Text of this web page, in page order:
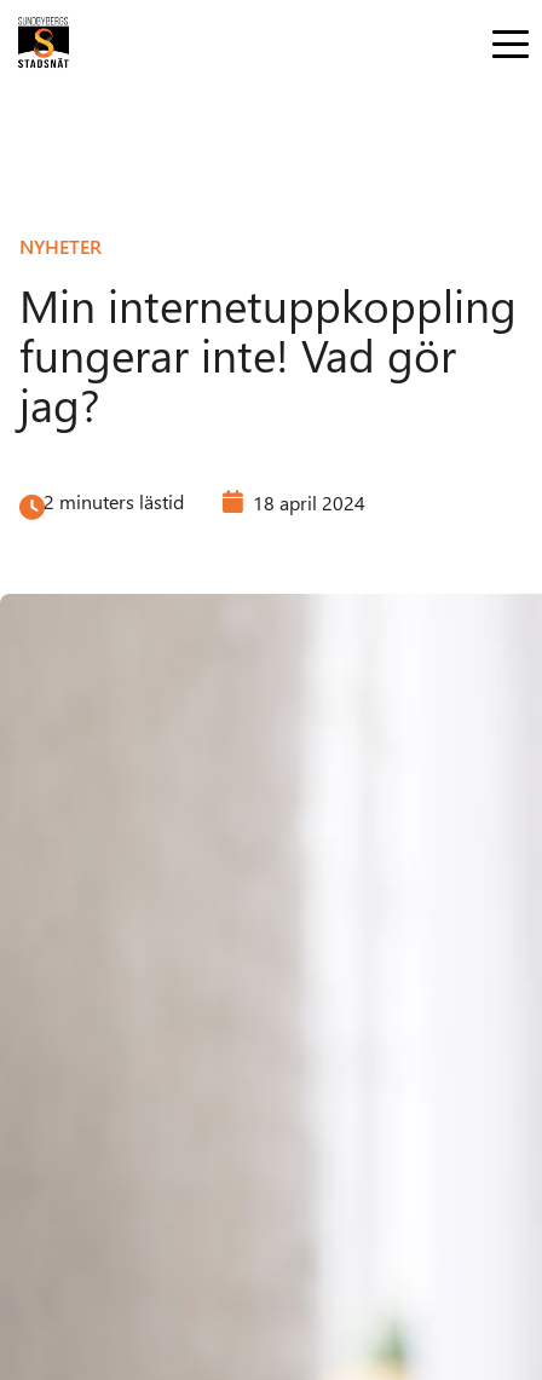
NYHETER
Min internetuppkoppling
fungerar inte! Vad gör
jag?
2 minuters lästid 18 april 2024